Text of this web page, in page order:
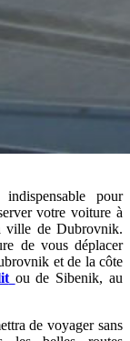
pour
votre voiture à
ville de Dubrovnik.
de vous déplacer
et de la côte
ou de Sibenik, au
de voyager sans